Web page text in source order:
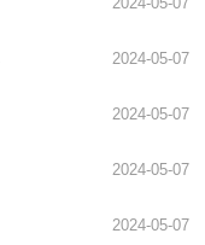
2024-05-07
2024-05-07
2024-05-07
2024-05-07